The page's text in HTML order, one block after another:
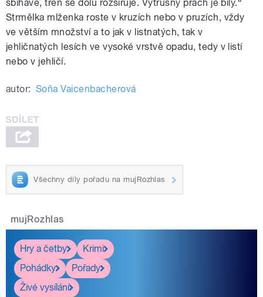
sbíhavé, třeň se dolů rozšiřuje. Výtrusný prach je bílý.“
Strmělka mlženka roste v kruzích nebo v pruzích, vždy
ve větším množství a to jak v listnatých, tak v
jehličnatých lesích ve vysoké vrstvě opadu, tedy v listí
nebo v jehličí.
autor: Soňa Vaicenbacherová
Všechny díly pořadu na mujRozhlas
mujRozhlas
Hry a četby
Krimi
Pohádky
Pořady
Živé vysílání